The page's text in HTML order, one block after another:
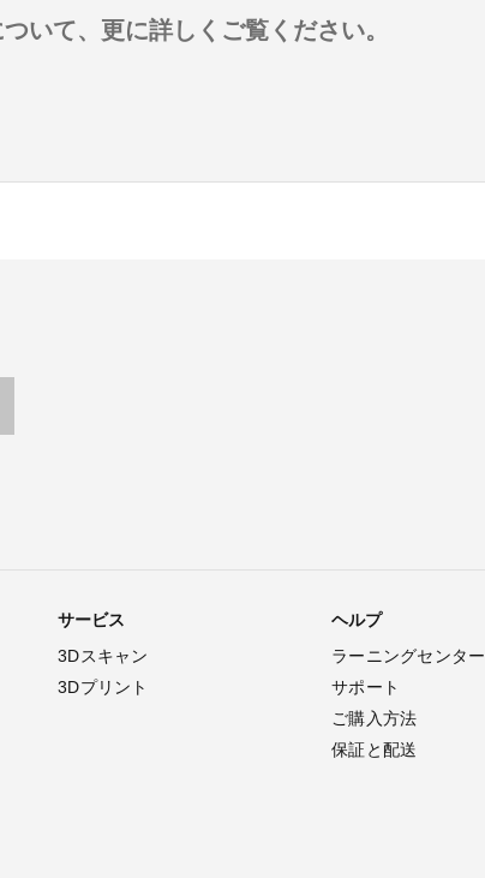
いて、更に詳しくご覧ください。
サービス
3Dスキャン
3Dプリント
ヘルプ
ラーニングセンター
サポート
ご購入方法
保証と配送